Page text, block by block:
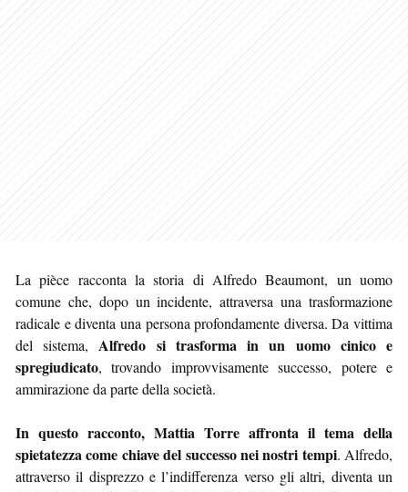
La pièce racconta la storia di Alfredo Beaumont, un uomo
comune che, dopo un incidente, attraversa una trasformazione
radicale e diventa una persona profondamente diversa. Da vittima
del sistema, Alfredo si trasforma in un uomo cinico e
spregiudicato, trovando improvvisamente successo, potere e
ammirazione da parte della società.
In questo racconto, Mattia Torre affronta il tema della
spietatezza come chiave del successo nei nostri tempi. Alfredo,
attraverso il disprezzo e l’indifferenza verso gli altri, diventa un